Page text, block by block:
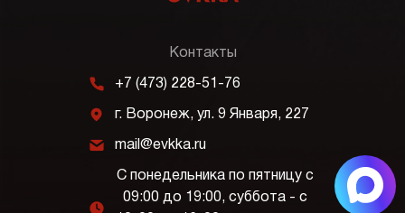
Контакты
m +7 (473) 228-51-76
j г. Воронеж, ул. 9 Января, 227
k mail@evkka.ru
l
С понедельника по пятницу с
09:00 до 19:00, суббота - с